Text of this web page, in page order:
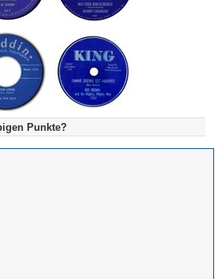
Punkte?
nicht verpassen!
Stundensendungen in Arbeit
Text)